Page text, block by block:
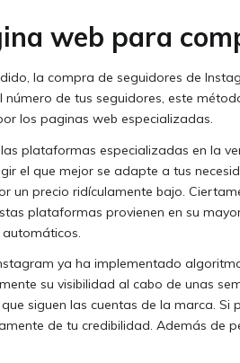
web para
la compra de seguidores de
número de tus seguidores, este
los paginas web especializadas.
plataformas especializadas en la
el que mejor se adapte a tus
un precio ridículamente bajo.
plataformas provienen en su
ya ha implementado
su visibilidad al cabo de unas
siguen las cuentas de la marca.
de tu credibilidad. Además de